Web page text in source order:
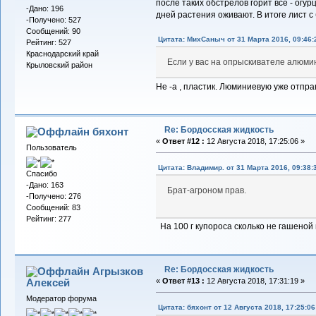
-Дано: 196
-Получено: 527
Сообщений: 90
Рейтинг: 527
Краснодарский край
Крыловский район
после таких обстрелов горит всё -
дней растения оживают. В итоге лист
Цитата: МихСаныч от 31 Марта 2016,
Если у вас на опрыскивателе
Не -а , пластик. Люминиевую уже
бяхонт
Пользователь
Спасибо
-Дано: 163
-Получено: 276
Сообщений: 83
Рейтинг: 277
Re: Бордосская жидкость
« Ответ #12 : 12 Августа 2018, 17:25:06 »
Цитата: Владимир. от 31 Марта 2016,
Брат-агроном прав.
На 100 г купороса сколько не
Агрызков
Алексей
Модератор форума
Re: Бордосская жидкость
« Ответ #13 : 12 Августа 2018, 17:31:19 »
Цитата: бяхонт от 12 Августа 2018, 17:25:06